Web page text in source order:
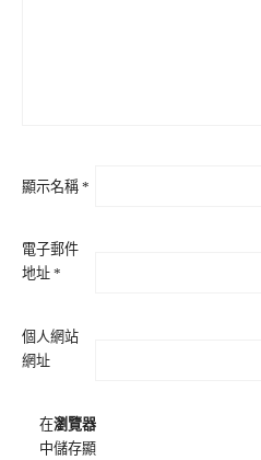
顯示名稱 *
電子郵件
地址 *
個人網站
網址
在瀏覽器
中儲存顯